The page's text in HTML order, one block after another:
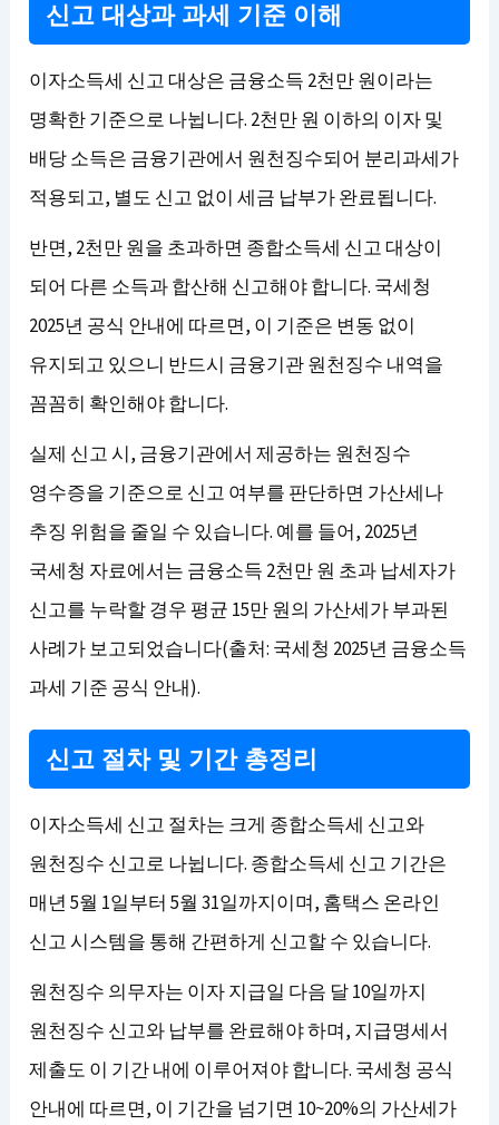
신고 대상과 과세 기준 이해
이자소득세 신고 대상은 금융소득 2천만 원이라는
명확한 기준으로 나뉩니다. 2천만 원 이하의 이자 및
배당 소득은 금융기관에서 원천징수되어 분리과세가
적용되고, 별도 신고 없이 세금 납부가 완료됩니다.
반면, 2천만 원을 초과하면 종합소득세 신고 대상이
되어 다른 소득과 합산해 신고해야 합니다. 국세청
2025년 공식 안내에 따르면, 이 기준은 변동 없이
유지되고 있으니 반드시 금융기관 원천징수 내역을
꼼꼼히 확인해야 합니다.
실제 신고 시, 금융기관에서 제공하는 원천징수
영수증을 기준으로 신고 여부를 판단하면 가산세나
추징 위험을 줄일 수 있습니다. 예를 들어, 2025년
국세청 자료에서는 금융소득 2천만 원 초과 납세자가
신고를 누락할 경우 평균 15만 원의 가산세가 부과된
사례가 보고되었습니다(출처: 국세청 2025년 금융소득
과세 기준 공식 안내).
신고 절차 및 기간 총정리
이자소득세 신고 절차는 크게 종합소득세 신고와
원천징수 신고로 나뉩니다. 종합소득세 신고 기간은
매년 5월 1일부터 5월 31일까지이며, 홈택스 온라인
신고 시스템을 통해 간편하게 신고할 수 있습니다.
원천징수 의무자는 이자 지급일 다음 달 10일까지
원천징수 신고와 납부를 완료해야 하며, 지급명세서
제출도 이 기간 내에 이루어져야 합니다. 국세청 공식
안내에 따르면, 이 기간을 넘기면 10~20%의 가산세가